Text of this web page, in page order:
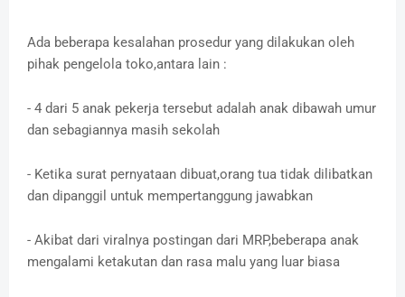
Ada beberapa kesalahan prosedur yang dilakukan oleh
pihak pengelola toko,antara lain :
- 4 dari 5 anak pekerja tersebut adalah anak dibawah umur
dan sebagiannya masih sekolah
- Ketika surat pernyataan dibuat,orang tua tidak dilibatkan
dan dipanggil untuk mempertanggung jawabkan
- Akibat dari viralnya postingan dari MRP,beberapa anak
mengalami ketakutan dan rasa malu yang luar biasa